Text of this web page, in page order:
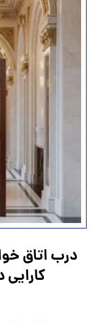
درب اتاق